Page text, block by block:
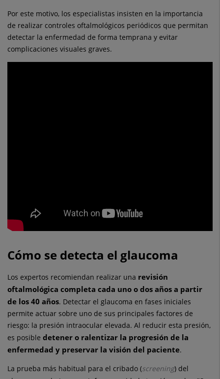
Por este motivo, los especialistas insisten en la importancia
de realizar controles oftalmológicos periódicos que permitan
detectar la enfermedad de forma temprana y evitar
complicaciones visuales graves.
Cómo se detecta el glaucoma
Los expertos recomiendan realizar una revisión
oftalmológica completa cada uno o dos años a partir
de los 40 años. Detectar el glaucoma en fases iniciales
permite actuar sobre uno de sus principales factores de
riesgo: la presión intraocular elevada. Al reducir esta presión,
es posible detener o ralentizar la progresión de la
enfermedad y preservar la visión del paciente.
La prueba más habitual para el cribado (screening) del